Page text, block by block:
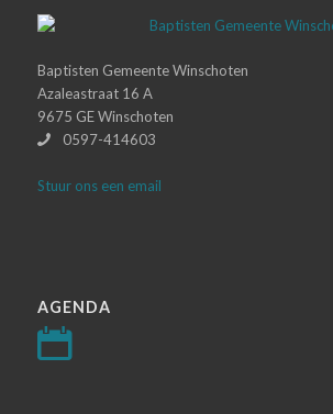
Baptisten Gemeente Winschoten
Azaleastraat 16 A
9675 GE Winschoten
0597-414603
Stuur ons een email
AGENDA